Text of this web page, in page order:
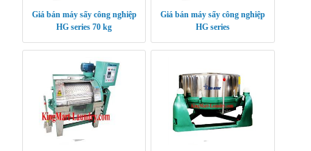
Giá bán máy sấy công nghiệp
HG series 70 kg
Giá bán máy sấy công nghiệp
HG series